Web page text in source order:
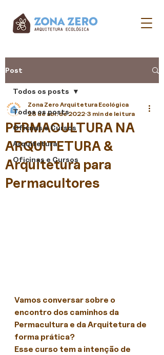
Post
Todos os posts
Oficnas e Cursos
Arquitetura
Oficinas e Cursos
Todos os posts
PERMACULTURA NA
ARQUITETURA &
Arquitetura para
Permacultores
Zona Zero Arquitetura Ecológica
26 de abr. de 2022 3 min de leitura
Vamos conversar sobre o
encontro dos caminhos da
Permacultura e da Arquitetura de
forma prática?
Esse curso tem a intenção de